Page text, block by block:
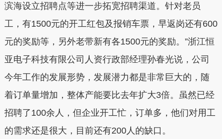
滨海设立招聘点等进一步拓宽招聘渠道。针对老员
工，有1500元的开工红包及报销车票，早返岗还有600
元的奖励等，另外老带新有各1500元的奖励。”浙江恒
亚电子科技有限公司人资行政部经理孙春光说，公司
今年工作的发展形势，发展潜力都是非常巨大的，随
着订单量增加，整体产能要比去年扩大3倍。虽然已经
招聘了100余人，但企业开工忙，订单多，他们对用工
的需求还是很大，目前还有200人的缺口。